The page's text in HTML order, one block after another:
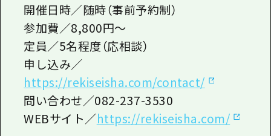
開催日時／随時（事前予約制）
参加費／8,800円～
定員／5名程度（応相談）
申し込み／
https://rekiseisha.com/contact/
問い合わせ／082-237-3530
WEBサイト／https://rekiseisha.com/